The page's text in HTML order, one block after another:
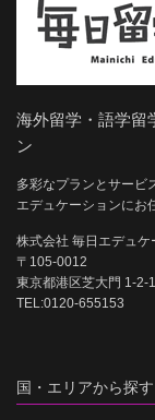
海外留学・語学留
ン
多彩なプランとサービ
エデュケーションにお
株式会社 毎日エデュケ
〒105-0012
東京都港区芝大門 1-2-
TEL:0120-655153
国・エリアから探す